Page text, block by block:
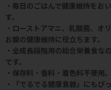
・毎日のごはんで健康維持をお
す。
・ローストアマニ、乳酸菌、オ
お腹の健康維持に役立ちます。
・全成長段階用の総合栄養食な
です。
・保存料・香料・着色料不使用。
・「でるでる健康食器」にもぴ